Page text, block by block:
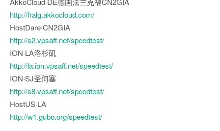
http://fralg.akkocloud.com/
HostDare·CN2GIA
http://s2.vpsaff.net/speedtest/
ION·LA洛杉矶
http://la.ion.vpsaff.net/speedtest/
ION·SJ圣何塞
http://s8.vpsaff.net/speedtest/
HostUS·LA
http://w1.gubo.org/speedtest/